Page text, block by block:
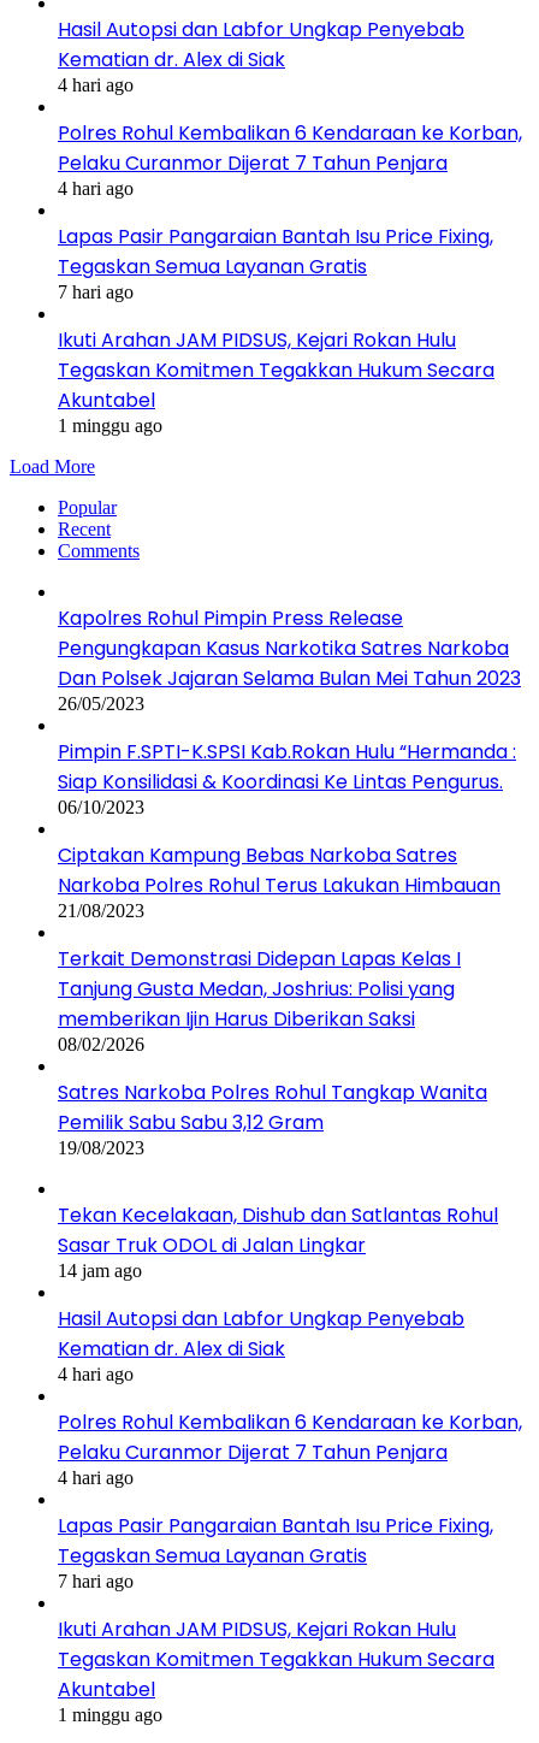
Hasil Autopsi dan Labfor Ungkap Penyebab
Kematian dr. Alex di Siak
4 hari ago
Polres Rohul Kembalikan 6 Kendaraan ke Korban,
Pelaku Curanmor Dijerat 7 Tahun Penjara
4 hari ago
Lapas Pasir Pangaraian Bantah Isu Price Fixing,
Tegaskan Semua Layanan Gratis
7 hari ago
Ikuti Arahan JAM PIDSUS, Kejari Rokan Hulu
Tegaskan Komitmen Tegakkan Hukum Secara
Akuntabel
1 minggu ago
Load More
Popular
Recent
Comments
Kapolres Rohul Pimpin Press Release
Pengungkapan Kasus Narkotika Satres Narkoba
Dan Polsek Jajaran Selama Bulan Mei Tahun 2023
26/05/2023
Pimpin F.SPTI-K.SPSI Kab.Rokan Hulu “Hermanda :
Siap Konsilidasi & Koordinasi Ke Lintas Pengurus.
06/10/2023
Ciptakan Kampung Bebas Narkoba Satres
Narkoba Polres Rohul Terus Lakukan Himbauan
21/08/2023
Terkait Demonstrasi Didepan Lapas Kelas I
Tanjung Gusta Medan, Joshrius: Polisi yang
memberikan Ijin Harus Diberikan Saksi
08/02/2026
Satres Narkoba Polres Rohul Tangkap Wanita
Pemilik Sabu Sabu 3,12 Gram
19/08/2023
Tekan Kecelakaan, Dishub dan Satlantas Rohul
Sasar Truk ODOL di Jalan Lingkar
14 jam ago
Hasil Autopsi dan Labfor Ungkap Penyebab
Kematian dr. Alex di Siak
4 hari ago
Polres Rohul Kembalikan 6 Kendaraan ke Korban,
Pelaku Curanmor Dijerat 7 Tahun Penjara
4 hari ago
Lapas Pasir Pangaraian Bantah Isu Price Fixing,
Tegaskan Semua Layanan Gratis
7 hari ago
Ikuti Arahan JAM PIDSUS, Kejari Rokan Hulu
Tegaskan Komitmen Tegakkan Hukum Secara
Akuntabel
1 minggu ago